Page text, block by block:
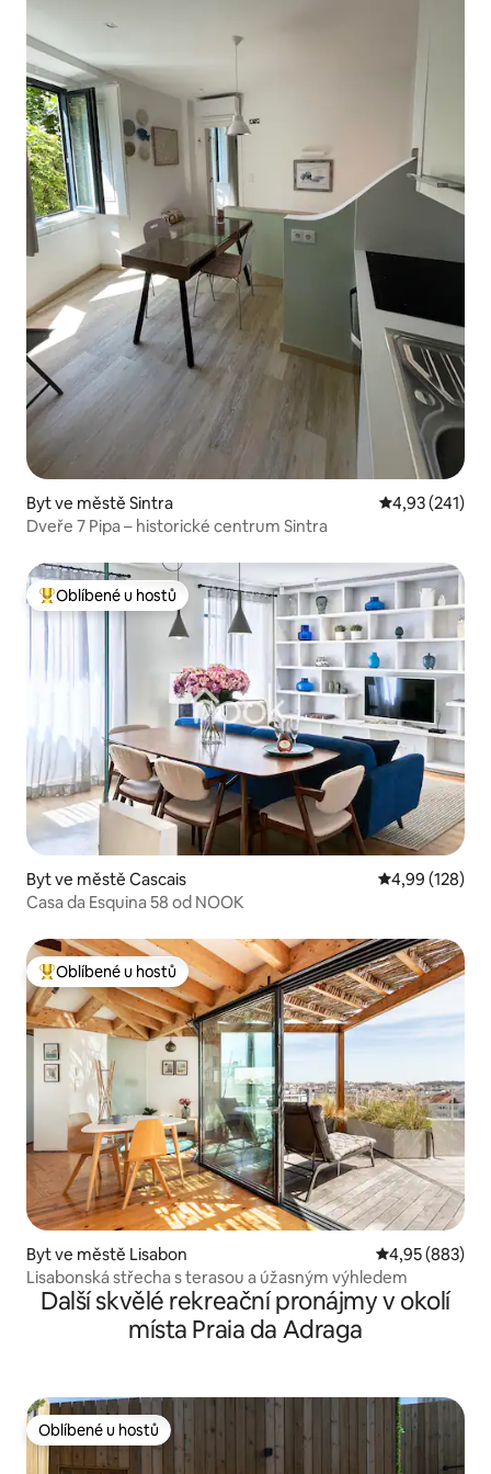
Byt ve městě Sintra Průměrné
4,93 (241)
Dveře 7 Pipa – historické centrum Sintra
Nejlepší v kategorii Oblíbené u hostů
Oblíbené u hostů
Byt ve městě Cascais Průměrné
4,99 (128)
Casa da Esquina 58 od NOOK
Nejlepší v kategorii Oblíbené u hostů
Oblíbené u hostů
Byt ve městě Lisabon Průměrné
4,95 (883)
Lisabonská střecha s terasou a úžasným výhledem
Další skvělé rekreační pronájmy v okolí
místa Praia da Adraga
Oblíbené u hostů
Oblíbené u hostů